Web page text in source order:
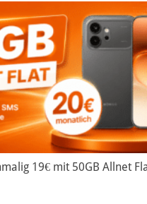
19€ mit 50GB Allnet